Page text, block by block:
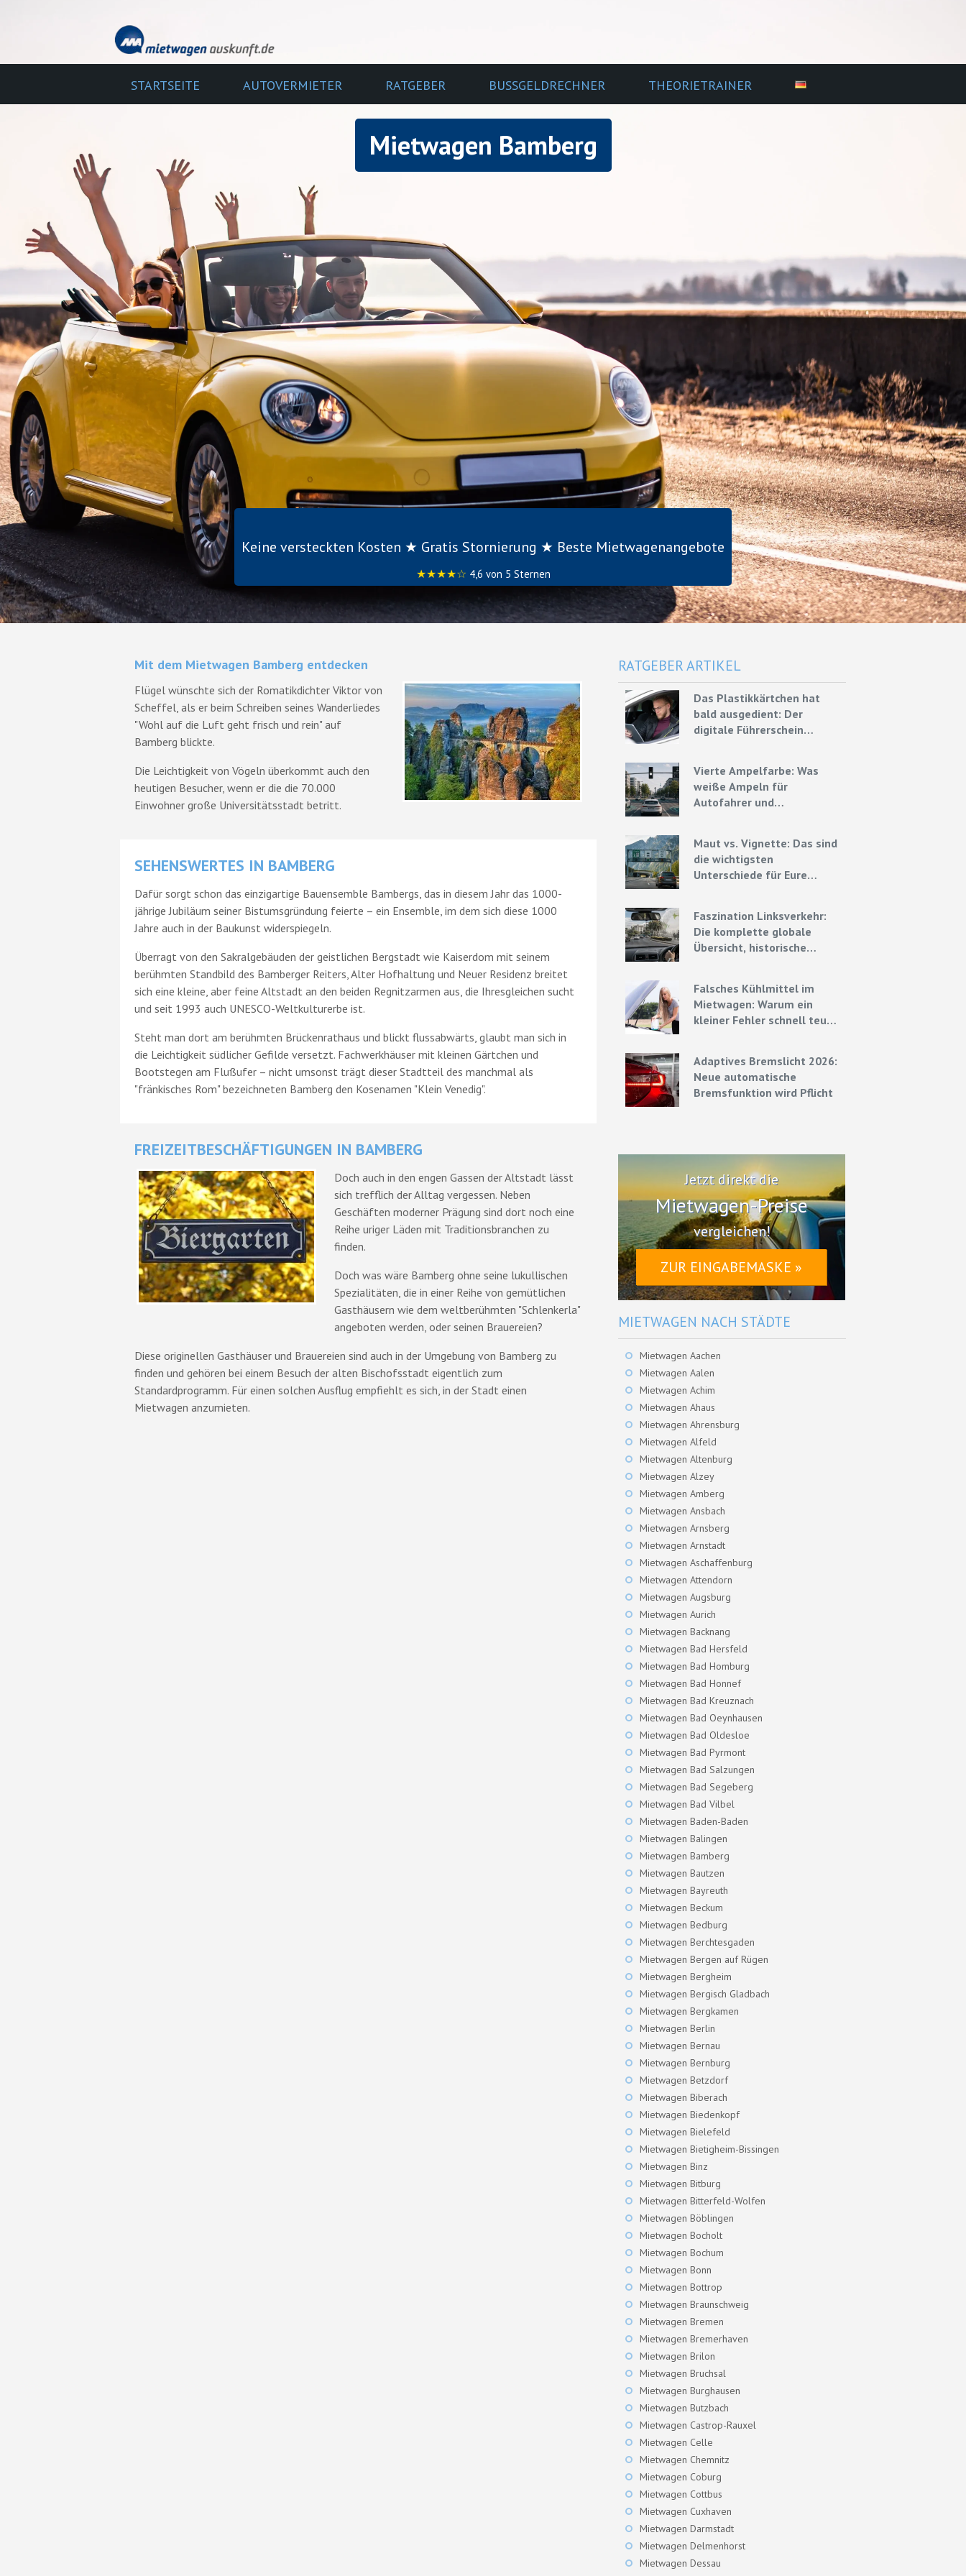
STARTSEITE AUTOVERMIETER RATGEBER BUSSGELDRECHNER THEORIETRAINER
Mietwagen Bamberg
Keine versteckten Kosten ★ Gratis Stornierung ★ Beste Mietwagenangebote
★★★★☆ 4,6 von 5 Sternen
Mit dem Mietwagen Bamberg entdecken
Flügel wünschte sich der Romatikdichter Viktor von
Scheffel, als er beim Schreiben seines Wanderliedes
"Wohl auf die Luft geht frisch und rein" auf
Bamberg blickte.
Die Leichtigkeit von Vögeln überkommt auch den
heutigen Besucher, wenn er die die 70.000
Einwohner große Universitätsstadt betritt.
SEHENSWERTES IN BAMBERG
Dafür sorgt schon das einzigartige Bauensemble Bambergs, das in diesem Jahr das 1000-
jährige Jubiläum seiner Bistumsgründung feierte – ein Ensemble, im dem sich diese 1000
Jahre auch in der Baukunst widerspiegeln.
Überragt von den Sakralgebäuden der geistlichen Bergstadt wie Kaiserdom mit seinem
berühmten Standbild des Bamberger Reiters, Alter Hofhaltung und Neuer Residenz breitet
sich eine kleine, aber feine Altstadt an den beiden Regnitzarmen aus, die Ihresgleichen sucht
und seit 1993 auch UNESCO-Weltkulturerbe ist.
Steht man dort am berühmten Brückenrathaus und blickt flussabwärts, glaubt man sich in
die Leichtigkeit südlicher Gefilde versetzt. Fachwerkhäuser mit kleinen Gärtchen und
Bootstegen am Flußufer – nicht umsonst trägt dieser Stadtteil des manchmal als
"fränkisches Rom" bezeichneten Bamberg den Kosenamen "Klein Venedig".
FREIZEITBESCHÄFTIGUNGEN IN BAMBERG
Doch auch in den engen Gassen der Altstadt lässt
sich trefflich der Alltag vergessen. Neben
Geschäften moderner Prägung sind dort noch eine
Reihe uriger Läden mit Traditionsbranchen zu
finden.
Doch was wäre Bamberg ohne seine lukullischen
Spezialitäten, die in einer Reihe von gemütlichen
Gasthäusern wie dem weltberühmten "Schlenkerla"
angeboten werden, oder seinen Brauereien?
Diese originellen Gasthäuser und Brauereien sind auch in der Umgebung von Bamberg zu
finden und gehören bei einem Besuch der alten Bischofsstadt eigentlich zum
Standardprogramm. Für einen solchen Ausflug empfiehlt es sich, in der Stadt einen
Mietwagen anzumieten.
RATGEBER ARTIKEL
Das Plastikkärtchen hat
bald ausgedient: Der
digitale Führerschein
Vierte Ampelfarbe: Was
weiße Ampeln für
Autofahrer und
Maut vs. Vignette: Das sind
die wichtigsten
Unterschiede für Eure
Faszination Linksverkehr:
Die komplette globale
Übersicht, historische
Falsches Kühlmittel im
Mietwagen: Warum ein
kleiner Fehler schnell teuer
Adaptives Bremslicht 2026:
Neue automatische
Bremsfunktion wird Pflicht
Jetzt direkt die
Mietwagen-Preise
vergleichen!
ZUR EINGABEMASKE »
MIETWAGEN NACH STÄDTE
Mietwagen Aachen
Mietwagen Aalen
Mietwagen Achim
Mietwagen Ahaus
Mietwagen Ahrensburg
Mietwagen Alfeld
Mietwagen Altenburg
Mietwagen Alzey
Mietwagen Amberg
Mietwagen Ansbach
Mietwagen Arnsberg
Mietwagen Arnstadt
Mietwagen Aschaffenburg
Mietwagen Attendorn
Mietwagen Augsburg
Mietwagen Aurich
Mietwagen Backnang
Mietwagen Bad Hersfeld
Mietwagen Bad Homburg
Mietwagen Bad Honnef
Mietwagen Bad Kreuznach
Mietwagen Bad Oeynhausen
Mietwagen Bad Oldesloe
Mietwagen Bad Pyrmont
Mietwagen Bad Salzungen
Mietwagen Bad Segeberg
Mietwagen Bad Vilbel
Mietwagen Baden-Baden
Mietwagen Balingen
Mietwagen Bamberg
Mietwagen Bautzen
Mietwagen Bayreuth
Mietwagen Beckum
Mietwagen Bedburg
Mietwagen Berchtesgaden
Mietwagen Bergen auf Rügen
Mietwagen Bergheim
Mietwagen Bergisch Gladbach
Mietwagen Bergkamen
Mietwagen Berlin
Mietwagen Bernau
Mietwagen Bernburg
Mietwagen Betzdorf
Mietwagen Biberach
Mietwagen Biedenkopf
Mietwagen Bielefeld
Mietwagen Bietigheim-Bissingen
Mietwagen Binz
Mietwagen Bitburg
Mietwagen Bitterfeld-Wolfen
Mietwagen Böblingen
Mietwagen Bocholt
Mietwagen Bochum
Mietwagen Bonn
Mietwagen Bottrop
Mietwagen Braunschweig
Mietwagen Bremen
Mietwagen Bremerhaven
Mietwagen Brilon
Mietwagen Bruchsal
Mietwagen Burghausen
Mietwagen Butzbach
Mietwagen Castrop-Rauxel
Mietwagen Celle
Mietwagen Chemnitz
Mietwagen Coburg
Mietwagen Cottbus
Mietwagen Cuxhaven
Mietwagen Darmstadt
Mietwagen Delmenhorst
Mietwagen Dessau